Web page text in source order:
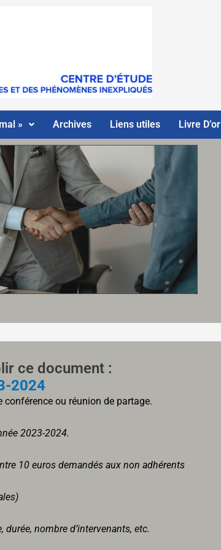
» Archives Liens utiles Livre D’or
ce document :
2024
conférence ou réunion de partage.
2023-2024.
10 euros demandés aux non adhérents
nombre d’intervenants, etc.